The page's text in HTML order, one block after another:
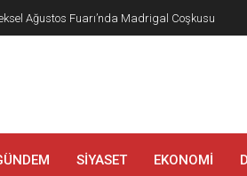
Ağustos Fuarı’nda Madrigal Coşkusu
SİYASET EKONOMİ